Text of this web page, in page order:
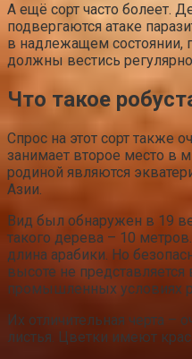
А ещё сорт часто болеет.
подвергаются атаке
в надлежащем состоянии,
должны вестись
Что такое
Спрос на этот сорт также
занимает второе место в
родиной являются
Азии.
Вид был обнаружен в 19
такого дерева – 10
длина арабики. Но
высоте не
промышленных условиях
Их отличительная черта –
листья. Цветки имеют